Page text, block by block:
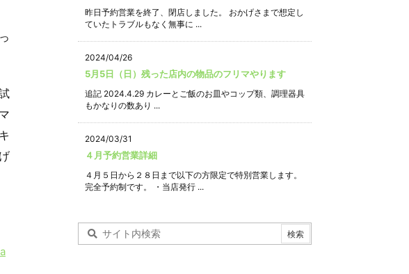
昨日予約営業を終了、閉店しました。 おかげさまで想定し
ていたトラブルもなく無事に ...
2024/04/26
5月5日（日）残った店内の物品のフリマやります
追記 2024.4.29 カレーとご飯のお皿やコップ類、調理器具
もかなりの数あり ...
2024/03/31
４月予約営業詳細
４月５日から２８日まで以下の方限定で特別営業します。
完全予約制です。 ・当店発行 ...